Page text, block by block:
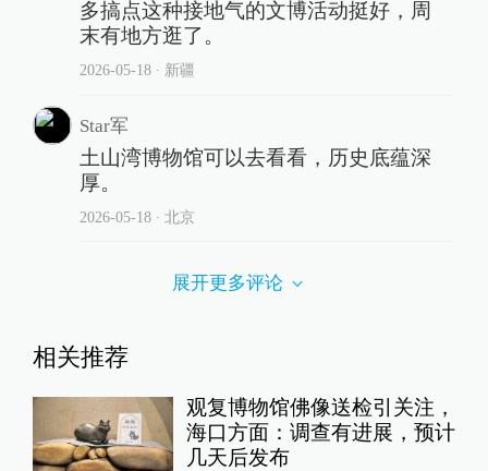
多搞点这种接地气的文博活动挺好，周
末有地方逛了。
2026-05-18∙ 新疆
Star军
土山湾博物馆可以去看看，历史底蕴深
厚。
2026-05-18∙ 北京
展开更多评论
相关推荐
观复博物馆佛像送检引关注，
海口方面：调查有进展，预计
几天后发布